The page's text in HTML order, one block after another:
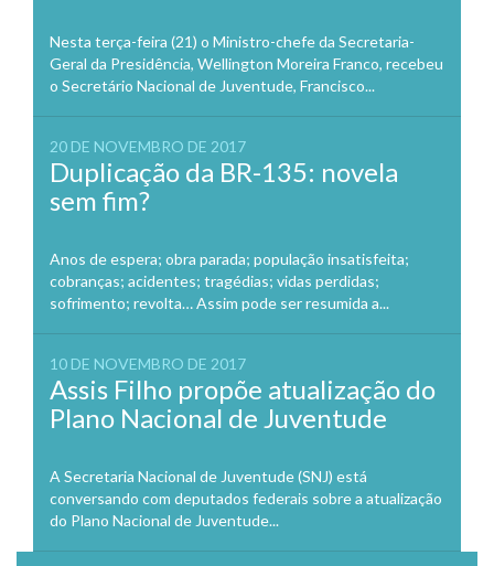
Nesta terça-feira (21) o Ministro-chefe da Secretaria-
Geral da Presidência, Wellington Moreira Franco, recebeu
o Secretário Nacional de Juventude, Francisco...
20 DE NOVEMBRO DE 2017
Duplicação da BR-135: novela
sem fim?
Anos de espera; obra parada; população insatisfeita;
cobranças; acidentes; tragédias; vidas perdidas;
sofrimento; revolta… Assim pode ser resumida a...
10 DE NOVEMBRO DE 2017
Assis Filho propõe atualização do
Plano Nacional de Juventude
A Secretaria Nacional de Juventude (SNJ) está
conversando com deputados federais sobre a atualização
do Plano Nacional de Juventude...